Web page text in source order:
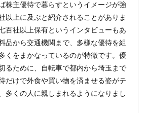
株主優待で暮らすというイメージが強
以上に及ぶと紹介されることがありま
百社以上保有というインタビューもあ
品から交通機関まで、多様な優待を組
くをまかなっているのが特徴です。優
るために、自転車で都内から埼玉まで
だけで外食や買い物を済ませる姿がテ
多くの人に親しまれるようになりまし